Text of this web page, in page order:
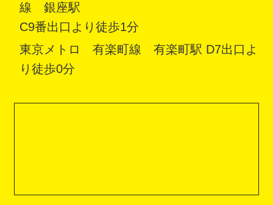
線 銀座駅
C9番出口より徒歩1分
東京メトロ 有楽町線 有楽町駅 D7出口よ
り徒歩0分